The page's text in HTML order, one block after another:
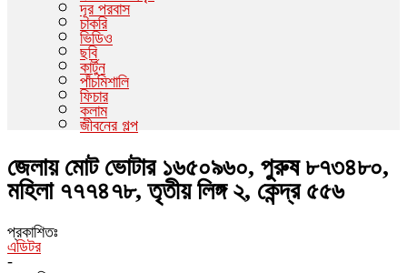
দূর পরবাস
চাকরি
ভিডিও
ছবি
কার্টুন
পাঁচমিশালি
ফিচার
কলাম
জীবনের গল্প
জেলায় মোট ভোটার ১৬৫০৯৬০, পুরুষ ৮৭৩৪৮০,
মহিলা ৭৭৭৪৭৮, তৃতীয় লিঙ্গ ২, কেন্দ্র ৫৫৬
প্রকাশিতঃ
এডিটর
-